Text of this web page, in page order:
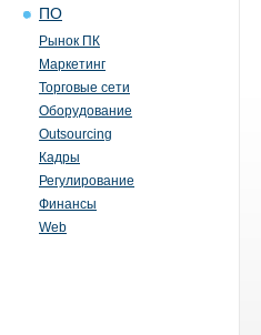
ПО
Рынок ПК
Маркетинг
Торговые сети
Оборудование
Outsourcing
Кадры
Регулирование
Финансы
Web